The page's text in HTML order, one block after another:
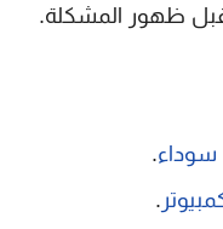
قبل ظهور المشكلة.
سوداء.
.